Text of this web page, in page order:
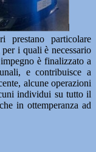
particolare
i quali è necessario
è finalizzato a
e contribuisce a
alcune operazioni
individui su tutto il
in ottemperanza ad